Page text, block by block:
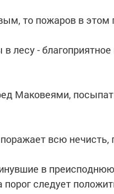
то пожаров в этом
лесу -
Маковеями,
всю
в
следует